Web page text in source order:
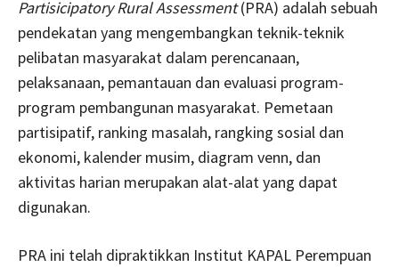
Partisicipatory Rural Assessment(PRA) adalah sebuah
pendekatan yang mengembangkan teknik-teknik
pelibatan masyarakat dalam perencanaan,
pelaksanaan, pemantauan dan evaluasi program-
program pembangunan masyarakat. Pemetaan
partisipatif, ranking masalah, rangking sosial dan
ekonomi, kalender musim, diagram venn, dan
aktivitas harian merupakan alat-alat yang dapat
digunakan.
PRA ini telah dipraktikkan Institut KAPAL Perempuan